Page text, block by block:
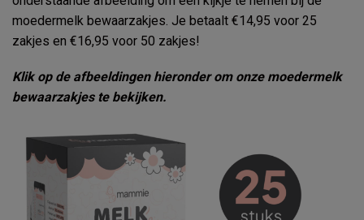
moedermelk bewaarzakjes. Je betaalt €14,95 voor 25
zakjes en €16,95 voor 50 zakjes!
Klik op de afbeeldingen hieronder om onze moedermelk
bewaarzakjes te bekijken.